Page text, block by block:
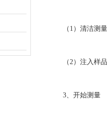
（1）清洁测量
（2）注入样品
3、开始测量